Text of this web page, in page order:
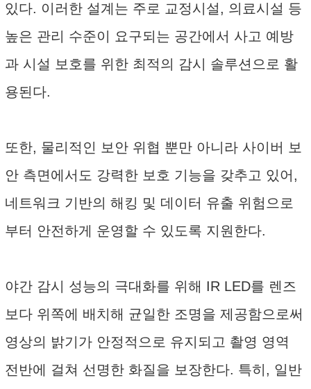
있다. 이러한 설계는 주로 교정시설, 의료시설 등
높은 관리 수준이 요구되는 공간에서 사고 예방
과 시설 보호를 위한 최적의 감시 솔루션으로 활
용된다.
또한, 물리적인 보안 위협 뿐만 아니라 사이버 보
안 측면에서도 강력한 보호 기능을 갖추고 있어,
네트워크 기반의 해킹 및 데이터 유출 위험으로
부터 안전하게 운영할 수 있도록 지원한다.
야간 감시 성능의 극대화를 위해 IR LED를 렌즈
보다 위쪽에 배치해 균일한 조명을 제공함으로써
영상의 밝기가 안정적으로 유지되고 촬영 영역
전반에 걸쳐 선명한 화질을 보장한다. 특히, 일반